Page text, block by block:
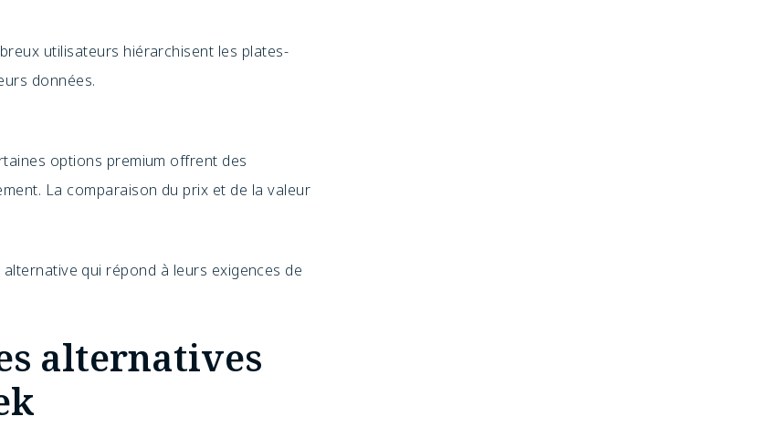
utilisateurs hiérarchisent les plates-
données.
options premium offrent des
La comparaison du prix et de la valeur
qui répond à leurs exigences de
alternatives